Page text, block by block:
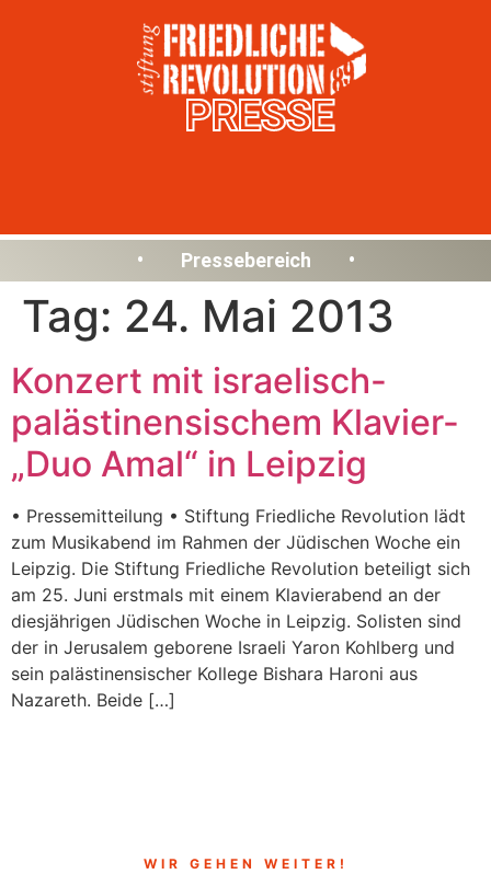
PRESSE
• Pressebereich •
Tag: 24. Mai 2013
Konzert mit israelisch-
palästinensischem Klavier-
„Duo Amal“ in Leipzig
• Pressemitteilung • Stiftung Friedliche Revolution lädt
zum Musikabend im Rahmen der Jüdischen Woche ein
Leipzig. Die Stiftung Friedliche Revolution beteiligt sich
am 25. Juni erstmals mit einem Klavierabend an der
diesjährigen Jüdischen Woche in Leipzig. Solisten sind
der in Jerusalem geborene Israeli Yaron Kohlberg und
sein palästinensischer Kollege Bishara Haroni aus
Nazareth. Beide […]
WIR GEHEN WEITER!